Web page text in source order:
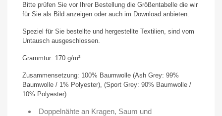
Bitte prüfen Sie vor Ihrer Bestellung die Größentabelle die wir
für Sie als Bild anzeigen oder auch im Download anbieten.
Speziel für Sie bestellte und hergestellte Textilien, sind vom
Untausch ausgeschlossen.
Grammtur: 170 g/m²
Zusammensetzung: 100% Baumwolle (Ash Grey: 99%
Baumwolle / 1% Polyester), (Sport Grey: 90% Baumwolle /
10% Polyester)
Doppelnähte an Kragen, Saum und